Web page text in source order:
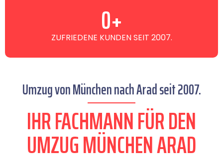
ZUFRIEDENE KUNDEN SEIT 2007.
0+
Umzug von München nach Arad seit 2007.
IHR FACHMANN FÜR DEN
UMZUG MÜNCHEN ARAD